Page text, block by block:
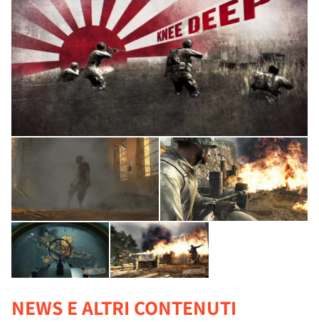
NEWS E ALTRI CONTENUTI